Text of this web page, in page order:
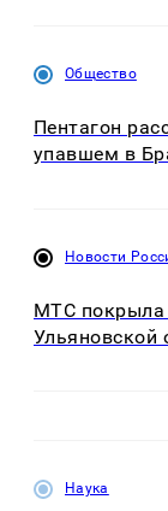
Общество
Пентагон
упавшем в
Новости
МТС покрыла
Ульяновской
Наука